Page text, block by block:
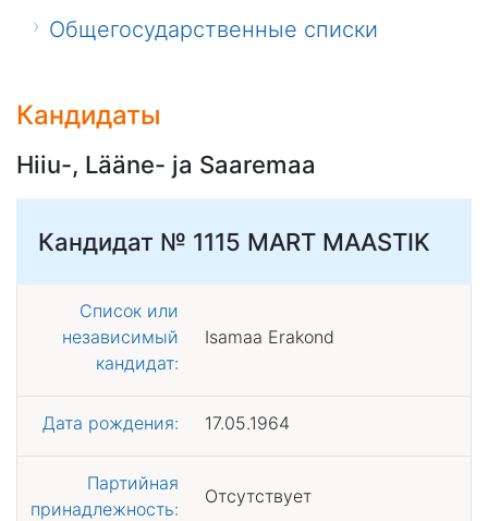
Общегосударственные списки
Кандидаты
Hiiu-, Lääne- ja Saaremaa
Кандидат № 1115 MART MAASTIK
Список или
независимый
кандидат:
Isamaa Erakond
Дата рождения: 17.05.1964
Партийная
принадлежность:
Отсутствует